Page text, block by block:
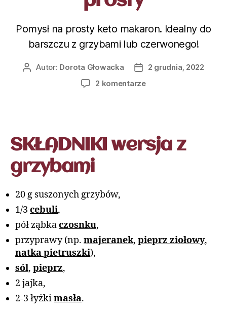
Pomysł na prosty keto makaron. Idealny do
barszczu z grzybami lub czerwonego!
Autor: Dorota Głowacka
2 grudnia, 2022
2 komentarze
SKŁADNIKI wersja z
grzybami
20 g suszonych grzybów,
1/3 cebuli,
pół ząbkaczosnku,
przyprawy (np. majeranek, pieprz ziołowy,
natka pietruszki),
sól, pieprz,
2 jajka,
2-3 łyżkimasła.